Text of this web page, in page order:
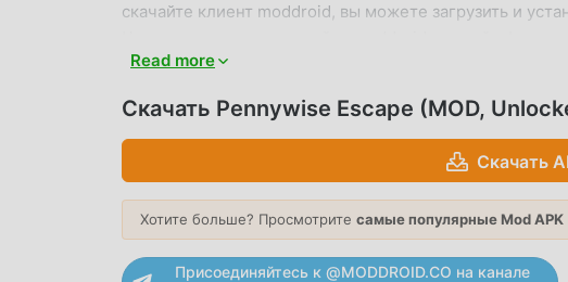
скачайте клиент moddroid, вы можете загрузить и
большое количество поклонников по всему миру. В
вам нужно пройти только обучение для новичков,
радостью, приносимой классическими играми action
специально создал платформу для любителей игр
любителями игр action по всему миру, чего же вы
Read more
Скачать Pennywise Escape (MOD,
Скачать
Хотите больше? Просмотрите самые популярные Mod APK
Присоединяйтесь к @MODDROID.CO на канале